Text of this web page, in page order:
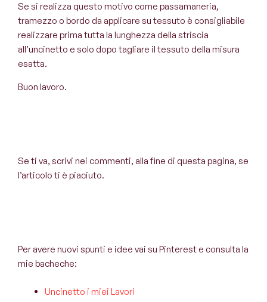
Se si realizza questo motivo come passamaneria,
tramezzo o bordo da applicare su tessuto è consigliabile
realizzare prima tutta la lunghezza della striscia
all’uncinetto e solo dopo tagliare il tessuto della misura
esatta.
Buon lavoro.
Se ti va, scrivi nei commenti, alla fine di questa pagina, se
l’articolo ti è piaciuto.
Per avere nuovi spunti e idee vai su Pinterest e consulta la
mie bacheche:
Uncinetto i miei Lavori